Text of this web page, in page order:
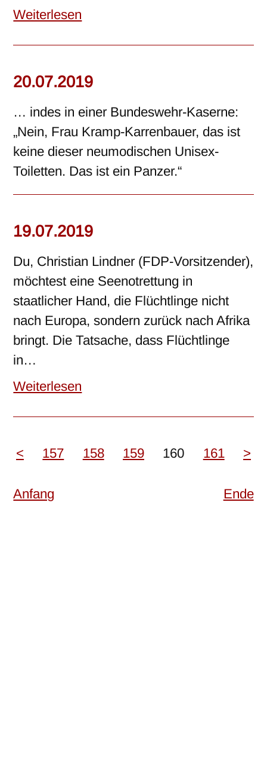
Weiterlesen
20.07.2019
… indes in einer Bundeswehr-Kaserne:
„Nein, Frau Kramp-Karrenbauer, das ist
keine dieser neumodischen Unisex-
Toiletten. Das ist ein Panzer.“
19.07.2019
Du, Christian Lindner (FDP-Vorsitzender),
möchtest eine Seenotrettung in
staatlicher Hand, die Flüchtlinge nicht
nach Europa, sondern zurück nach Afrika
bringt. Die Tatsache, dass Flüchtlinge
in…
Weiterlesen
Anfang
< 157 158 159 160 161 >
Ende